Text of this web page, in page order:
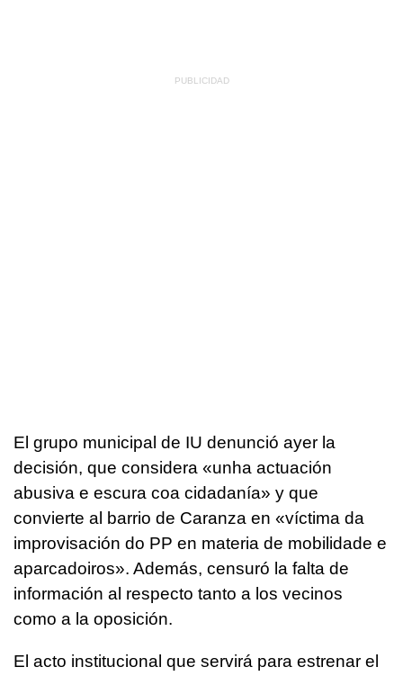
El grupo municipal de IU denunció ayer la
decisión, que considera «unha actuación
abusiva e escura coa cidadanía» y que
convierte al barrio de Caranza en «víctima da
improvisación do PP en materia de mobilidade e
aparcadoiros». Además, censuró la falta de
información al respecto tanto a los vecinos
como a la oposición.
El acto institucional que servirá para estrenar el